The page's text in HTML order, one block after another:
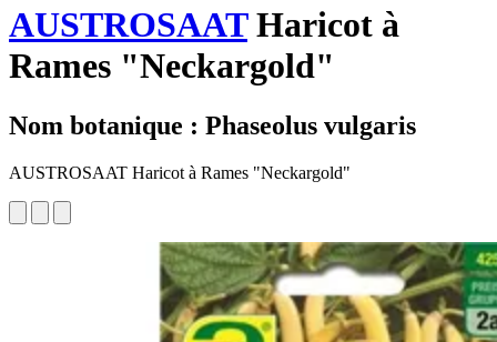
AUSTROSAATHaricot à
Rames "Neckargold"
Nom botanique : Phaseolus vulgaris
AUSTROSAAT Haricot à Rames "Neckargold"